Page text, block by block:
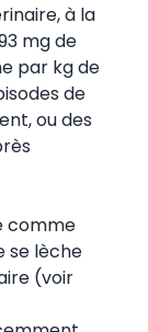
à la
mg de
par kg de
de
ou des
comme
se lèche
(voir